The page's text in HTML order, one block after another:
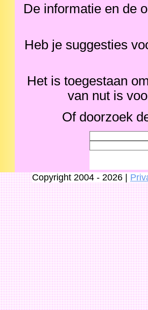
De informatie en de
Heb je suggesties
Het is toegestaan
van nut is
Of doorzoek
Copyright 2004 - 2026 |